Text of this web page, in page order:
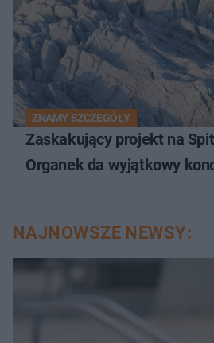
ZNAMY SZCZEGÓŁY
Zaskakujący projekt na
Organek da wyjątkowy
NAJNOWSZE NEWSY: